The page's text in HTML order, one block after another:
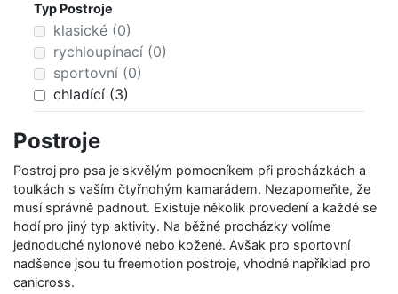
hnědá (0)
bílá (0)
šedá (0)
černá (0)
vícebarevná (0)
Typ Postroje
klasické (0)
rychloupínací (0)
sportovní (0)
chladící (3)
Postroje
Postroj pro psa je skvělým pomocníkem při procházkách a
toulkách s vaším čtyřnohým kamarádem. Nezapomeňte, že
musí správně padnout. Existuje několik provedení a každé se
hodí pro jiný typ aktivity. Na běžné procházky volíme
jednoduché nylonové nebo kožené. Avšak pro sportovní
nadšence jsou tu freemotion postroje, vhodné například pro
canicross.